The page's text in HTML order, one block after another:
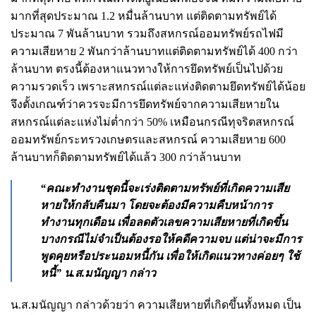
มากที่สุดประมาณ 1.2 หมื่นล้านบาท แต่ติดตามทรัพย์ได้
ประมาณ 7 พันล้านบาท รวมถึงสหกรณ์ออมทรัพย์รถไฟมี
ความเสียหาย 2 พันกว่าล้านบาทแต่ติดตามทรัพย์ได้ 400 กว่า
ล้านบาท ตรงนี้ต้องหาแนวทางให้การยึดทรัพย์เป็นไปด้วย
ความรวดเร็ว เพราะสหกรณ์แต่ละแห่งติดตามยึดทรัพย์ได้น้อย
จึงตั้งเกณฑ์ว่าควรจะมีการยึดทรัพย์จากความเสียหายใน
สหกรณ์แต่ละแห่งไม่ต่ำกว่า 50% เหมือนกรณีทุจริตสหกรณ์
ออมทรัพย์กระทรวงเกษตรและสหกรณ์ ความเสียหาย 600
ล้านบาทก็ติดตามทรัพย์ได้แล้ว 300 กว่าล้านบาท
“คณะทำงานชุดนี้จะเร่งติดตามทรัพย์ที่เกิดความเสีย
หายให้กลับคืนมา โดยจะต้องมีความคืบหน้าการ
ทำงานทุกเดือน เพื่อลดตัวเลขความเสียหายที่เกิดขึ้น
บางกรณีไม่จำเป็นต้องรอให้คดีความจบ แต่น่าจะมีการ
พูดคุยหรือประนอมหนี้กัน เพื่อให้เกิดแนวทางค่อยๆ ใช้
หนี้” น.ส.มนัญญา กล่าว
น.ส.มนัญญา กล่าวด้วยว่า ความเสียหายที่เกิดขึ้นทั้งหมด เป็น